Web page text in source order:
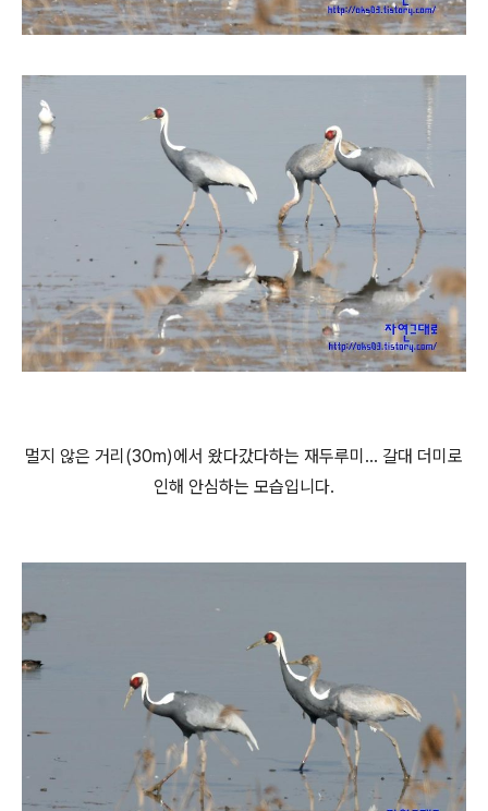
멀지 않은 거리(30m)에서 왔다갔다하는 재두루미... 갈대 더미로
인해 안심하는 모습입니다.